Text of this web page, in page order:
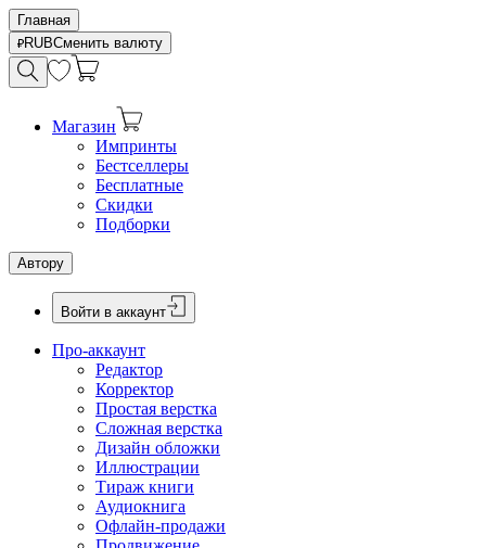
Главная
RUBСменить валюту
Магазин
Импринты
Бестселлеры
Бесплатные
Скидки
Подборки
Автору
Войти в аккаунт
Про-аккаунт
Редактор
Корректор
Простая верстка
Сложная верстка
Дизайн обложки
Иллюстрации
Тираж книги
Аудиокнига
Офлайн-продажи